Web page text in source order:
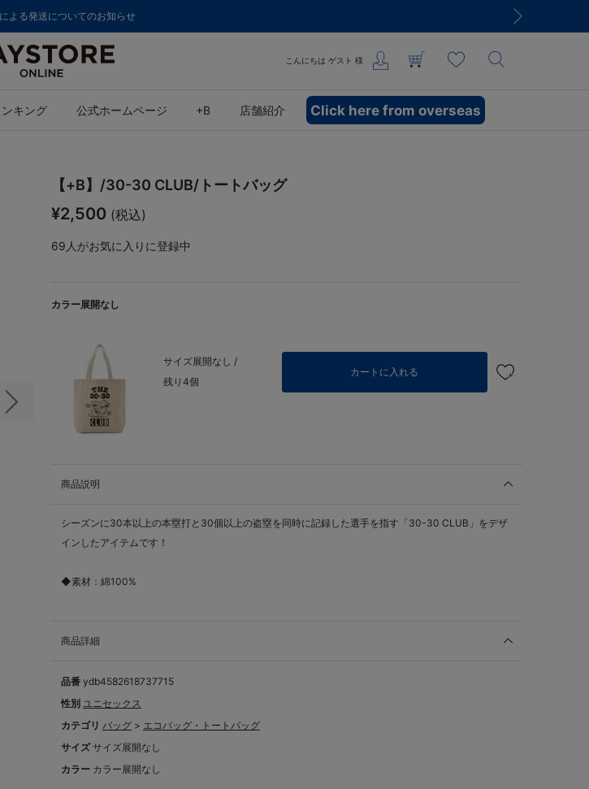
よる発送についてのお知らせ
こんにちは ゲスト 様
ンキング 公式ホームページ +B 店舗紹介 Click here from overseas
次の画像
【+B】/30-30 CLUB/トートバッグ
¥2,500 (税込)
69 人がお気に入りに登録中
カラー展開なし
サイズ展開なし /
残り4個
カートに入れる
商品説明
シーズンに30本以上の本塁打と30個以上の盗塁を同時に記録した選手を指す「30-30 CLUB」をデザ
インしたアイテムです！
◆素材：綿100%
商品詳細
品番 ydb4582618737715
性別 ユニセックス
カテゴリ バッグ > エコバッグ・トートバッグ
サイズ サイズ展開なし
カラー カラー展開なし